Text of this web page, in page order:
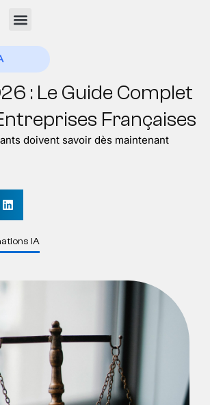
: Le Guide Complet
Françaises
doivent savoir dès maintenant
IA